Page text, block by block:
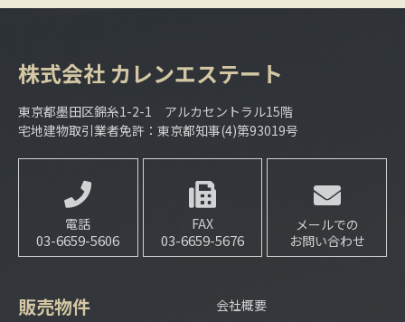
株式会社 カレンエステート
東京都墨田区錦糸1-2-1 アルカセントラル15階
宅地建物取引業者免許：東京都知事(4)第93019号
電話
03-6659-5606
FAX
03-6659-5676
メールでの
お問い合わせ
販売物件
会社概要